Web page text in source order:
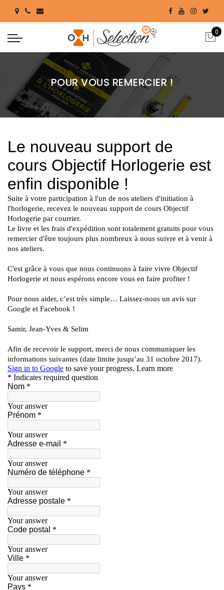
0
POUR VOUS REMERCIER !